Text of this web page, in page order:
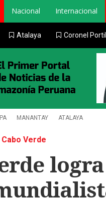
Nacional Internacional
Atalaya Coronel
MANANTAY ATALAYA
Verde